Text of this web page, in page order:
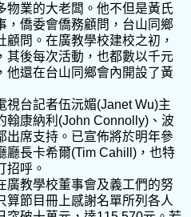
物業的大老闆。他不但是黃氏
，僑委會僑務顧問，台山同鄉
問。在廣教學校建校之初，
其後每次活動，也都數以千元
他還在台山同鄉會內開設了黃
視台記者伍沅媚(Janet Wu)主
翰康納利(John Connolly)、波
出席支持。已宣佈將於明年參
廳長卡希爾(Tim Cahill)，也特
招呼。
廣教學校董事會及義工們的努
算節目冊上感謝名單所列各人